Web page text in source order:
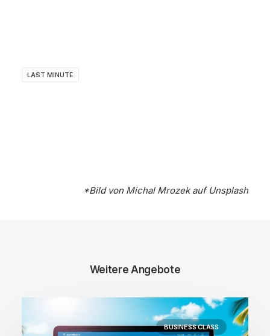
LAST MINUTE
*Bild von Michal Mrozekauf Unsplash
Weitere Angebote
BUSINESS CLASS